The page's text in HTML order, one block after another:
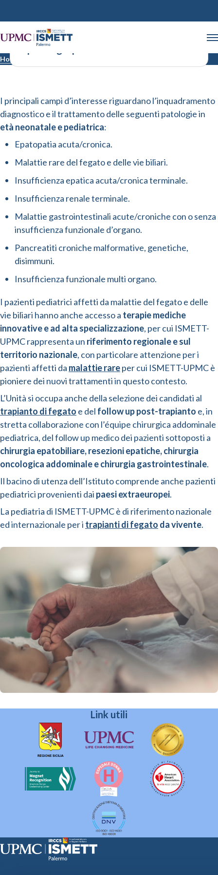
Home
Epatologia pediatrica
I principali campi d’interesse riguardano l’inquadramento
diagnostico e il trattamento delle seguenti patologie in
età neonatale e pediatrica:
Epatopatia acuta/cronica.
Malattie rare del fegato e delle vie biliari.
Insufficienza epatica acuta/cronica terminale.
Insufficienza renale terminale.
Malattie gastrointestinali acute/croniche con o senza
insufficienza funzionale d’organo.
Pancreatiti croniche malformative, genetiche,
disimmuni.
Insufficienza funzionale multi organo.
I pazienti pediatrici affetti da malattie del fegato e delle
vie biliari hanno anche accesso a terapie mediche
innovative e ad alta specializzazione, per cui ISMETT-
UPMC rappresenta un riferimento regionale e sul
territorio nazionale, con particolare attenzione per i
pazienti affetti da malattie rareper cui ISMETT-UPMC è
pioniere dei nuovi trattamenti in questo contesto.
L’Unità si occupa anche della selezione dei candidati al
trapianto di fegato e del follow up post-trapianto e, in
stretta collaborazione con l’équipe chirurgica addominale
pediatrica, del follow up medico dei pazienti sottoposti a
chirurgia epatobiliare, resezioni epatiche, chirurgia
oncologica addominale e chirurgia gastrointestinale.
Il bacino di utenza dell’Istituto comprende anche pazienti
pediatrici provenienti dai paesi extraeuropei.
La pediatria di ISMETT-UPMC è di riferimento nazionale
ed internazionale per i trapianti di fegato da vivente.
Link utili